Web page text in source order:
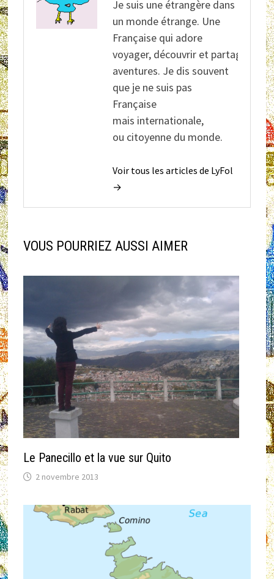
Je suis une étrangère dans
un monde étrange. Une
Française qui adore
voyager, découvrir et partager ses
aventures. Je dis souvent
que je ne suis pas
Française
mais internationale,
ou citoyenne du monde.
Voir tous les articles de LyFol
→
VOUS POURRIEZ AUSSI AIMER
Le Panecillo et la vue sur Quito
2 novembre 2013